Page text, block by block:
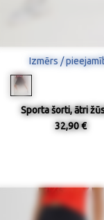
Izmērs /
Sporta šorti, ātri
32,90 €